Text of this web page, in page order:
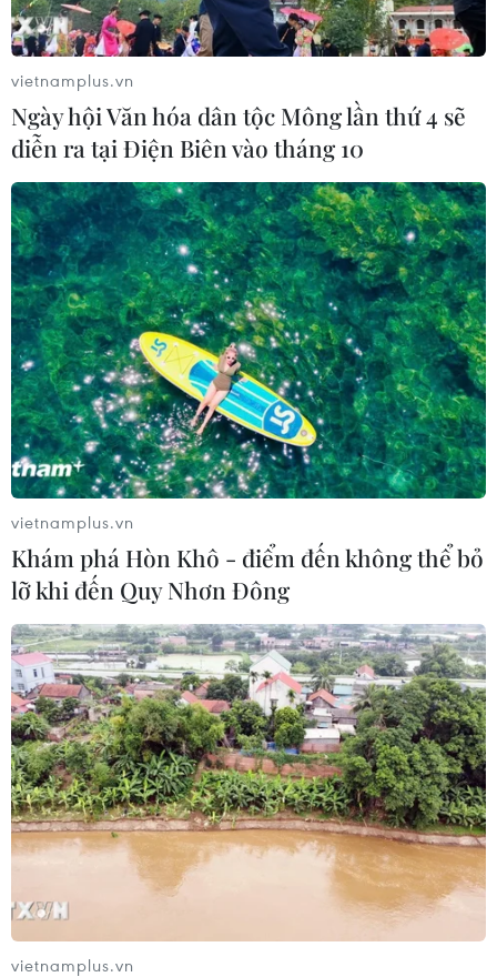
vietnamplus.vn
Ngày hội Văn hóa dân tộc Mông lần thứ 4 sẽ
diễn ra tại Điện Biên vào tháng 10
vietnamplus.vn
Khám phá Hòn Khô - điểm đến không thể bỏ
lỡ khi đến Quy Nhơn Đông
vietnamplus.vn